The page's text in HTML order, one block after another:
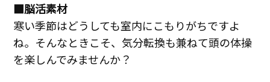
■脳活素材
寒い季節はどうしても室内にこもりがちですよ
ね。そんなときこそ、気分転換も兼ねて頭の体操
を楽しんでみませんか？